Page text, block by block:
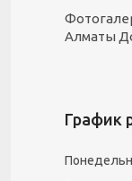
Алматы
График